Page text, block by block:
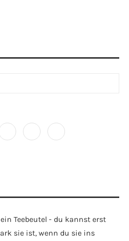
Teebeutel - du kannst erst
sie ist, wenn du sie ins